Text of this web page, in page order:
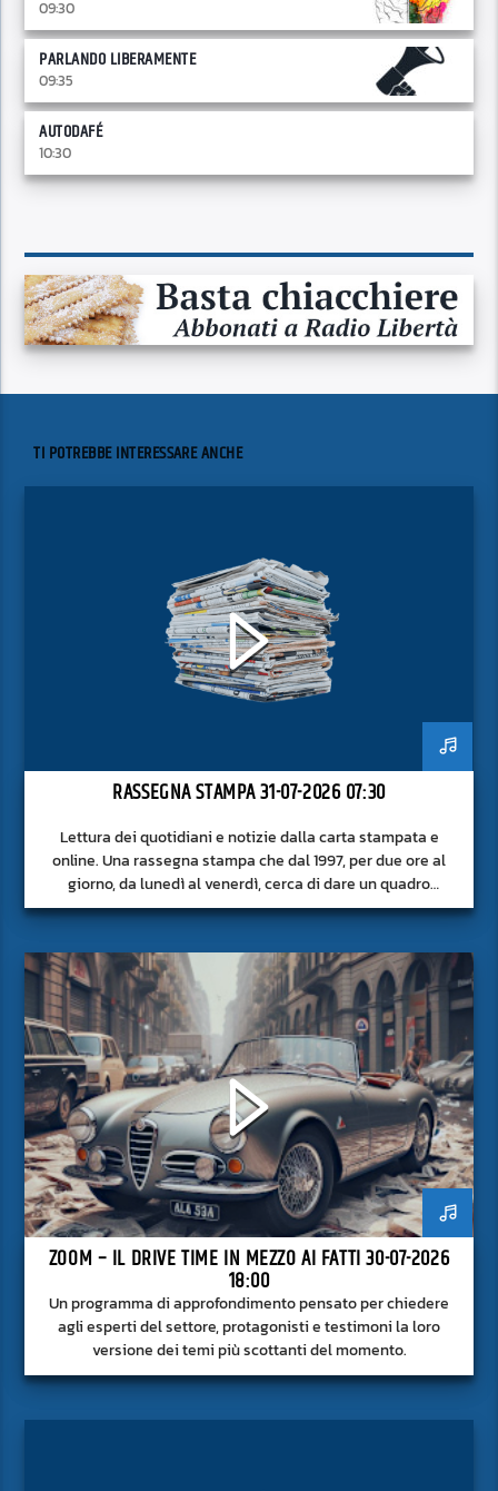
09:30
PARLANDO LIBERAMENTE
09:35
AUTODAFÉ
10:30
TI POTREBBE INTERESSARE ANCHE
RASSEGNA STAMPA 31-07-2026 07:30
Lettura dei quotidiani e notizie dalla carta stampata e
online. Una rassegna stampa che dal 1997, per due ore al
giorno, da lunedì al venerdì, cerca di dare un quadro
approfondito delle notizie del giorno, senza fermarsi alla
ZOOM – IL DRIVE TIME IN MEZZO AI FATTI 30-07-2026
18:00
Un programma di approfondimento pensato per chiedere
agli esperti del settore, protagonisti e testimoni la loro
versione dei temi più scottanti del momento.